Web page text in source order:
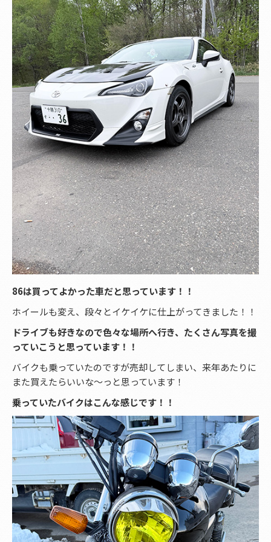
86は買ってよかった車だと思っています！！
ホイールも変え、段々とイケイケに仕上がってきました！！
ドライブも好きなので色々な場所へ行き、たくさん写真を撮
っていこうと思っています！！
バイクも乗っていたのですが売却してしまい、来年あたりに
また買えたらいいな～っと思っています！
乗っていたバイクはこんな感じです！！